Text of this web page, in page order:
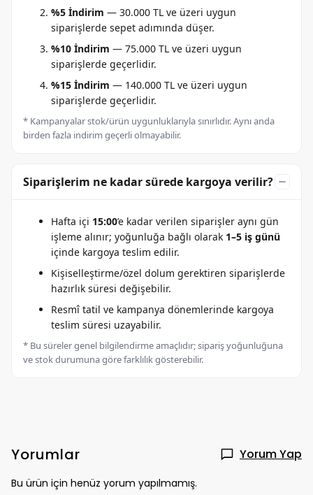
%5 İndirim — 30.000 TL ve üzeri uygun
siparişlerde sepet adımında düşer.
%10 İndirim — 75.000 TL ve üzeri uygun
siparişlerde geçerlidir.
%15 İndirim — 140.000 TL ve üzeri uygun
siparişlerde geçerlidir.
* Kampanyalar stok/ürün uygunluklarıyla sınırlıdır. Aynı anda
birden fazla indirim geçerli olmayabilir.
Siparişlerim ne kadar sürede kargoya verilir?
Hafta içi 15:00’e kadar verilen siparişler aynı gün
işleme alınır; yoğunluğa bağlı olarak 1–5 iş günü
içinde kargoya teslim edilir.
Kişiselleştirme/özel dolum gerektiren siparişlerde
hazırlık süresi değişebilir.
Resmî tatil ve kampanya dönemlerinde kargoya
teslim süresi uzayabilir.
* Bu süreler genel bilgilendirme amaçlıdır; sipariş yoğunluğuna
ve stok durumuna göre farklılık gösterebilir.
Yorumlar Yorum Yap
Bu ürün için henüz yorum yapılmamış.